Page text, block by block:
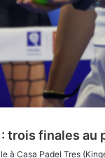
trois finales au
à Casa Padel Tres